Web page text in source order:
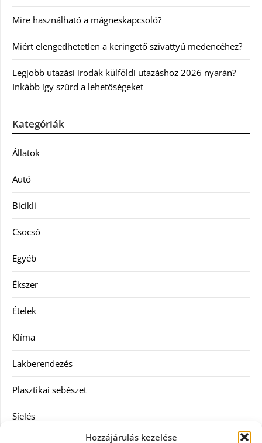
Hozzájárulás kezelése
Mire használható a mágneskapcsoló?
Miért elengedhetetlen a keringető szivattyú medencéhez?
Legjobb utazási irodák külföldi utazáshoz 2026 nyarán?
Inkább így szűrd a lehetőségeket
Kategóriák
Állatok
Autó
Bicikli
Csocsó
Egyéb
Ékszer
Ételek
Klíma
Lakberendezés
Plasztikai sebészet
Síelés